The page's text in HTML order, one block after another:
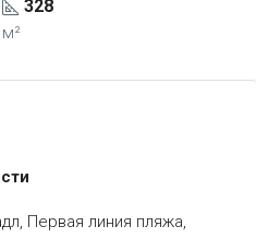
328
м²
Первая линия пляжа,